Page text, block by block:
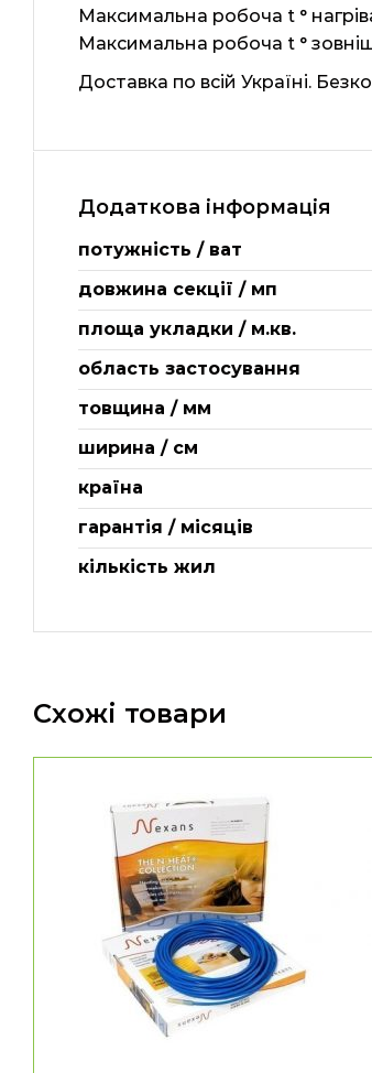
Максимальна робоча t °
Максимальна робоча t °
Доставка по всій Україні.
Додаткова інформація
потужність / ват
довжина секції / мп
площа укладки / м.кв.
область застосування
товщина / мм
ширина / см
країна
гарантія / місяців
кількість жил
Схожі товари